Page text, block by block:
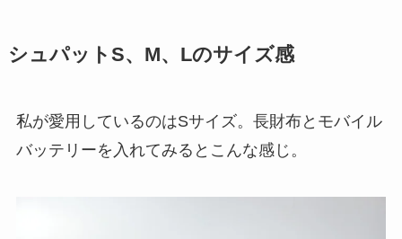
シュパットS、M、Lのサイズ感
私が愛用しているのはSサイズ。長財布とモバイル
バッテリーを入れてみるとこんな感じ。